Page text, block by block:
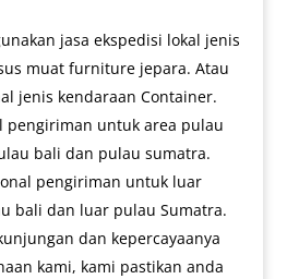
jasa ekspedisi lokal jenis
muat furniture jepara. Atau
jenis kendaraan Container.
pengiriman untuk area pulau
bali dan pulau sumatra.
pengiriman untuk luar
bali dan luar pulau Sumatra.
dan kepercayaanya
kami, kami pastikan anda